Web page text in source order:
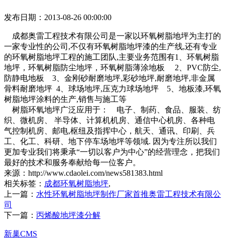
发布日期：2013-08-26 00:00:00
成都奥雷工程技术有限公司是一家以环氧树脂地坪为主打的
一家专业性的公司,不仅有环氧树脂地坪漆的生产线,还有专业
的环氧树脂地坪工程的施工团队,主要业务范围有1、环氧树脂
地坪，环氧树脂防尘地坪，环氧树脂薄涂地板 2、PVC防尘,
防静电地板 3、金刚砂耐磨地坪,彩砂地坪,耐磨地坪,非金属
骨料耐磨地坪 4、球场地坪,压克力球场地坪 5、地板漆,环氧
树脂地坪涂料的生产,销售与施工等
树脂环氧地坪广泛应用于： 电子、制药、食品、服装、纺
织、微机房、 半导体、计算机机房、通信中心机房、各种电
气控制机房、邮电,枢纽及指挥中心，航天、通讯、印刷、兵
工、化工、科研、地下停车场地坪等领域. 因为专注所以我们
更加专业我们将秉承“一切以客户为中心”的经营理念，把我们
最好的技术和服务奉献给每一位客户。
来源：http://www.cdaolei.com/news581383.html
相关标签： 成都环氧树脂地坪,
上一篇： 水性环氧树脂地坪制作厂家首推奥雷工程技术有限公
司
下一篇： 丙烯酸地坪漆分解
新巢CMS